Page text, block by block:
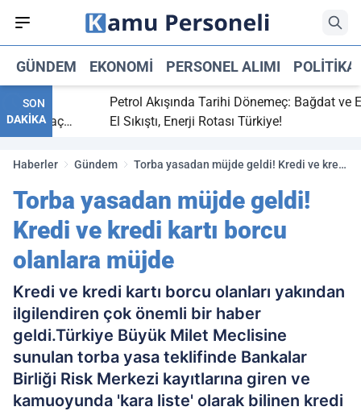
GÜNDEM EKONOMI PERSONEL ALIMI POLITIKA
SON
DAKİKA
bitti,
maç
Petrol Akışında Tarihi Dönemeç: Bağdat ve
El Sıkıştı, Enerji Rotası Türkiye!
Haberler Gündem
Torba yasadan müjde geldi! Kredi ve kredi
Torba yasadan müjde geldi!
Kredi ve kredi kartı borcu
olanlara müjde
Kredi ve kredi kartı borcu olanları yakından
ilgilendiren çok önemli bir haber
geldi.Türkiye Büyük Milet Meclisine
sunulan torba yasa teklifinde Bankalar
Birliği Risk Merkezi kayıtlarına giren ve
kamuoyunda 'kara liste' olarak bilinen kredi